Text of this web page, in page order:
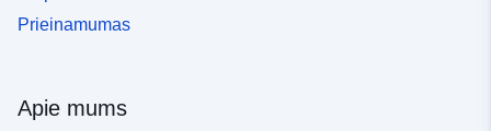
Prieinamumas
Apie mums